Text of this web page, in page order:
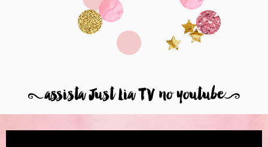
8assista Just Lia TV no youtube9